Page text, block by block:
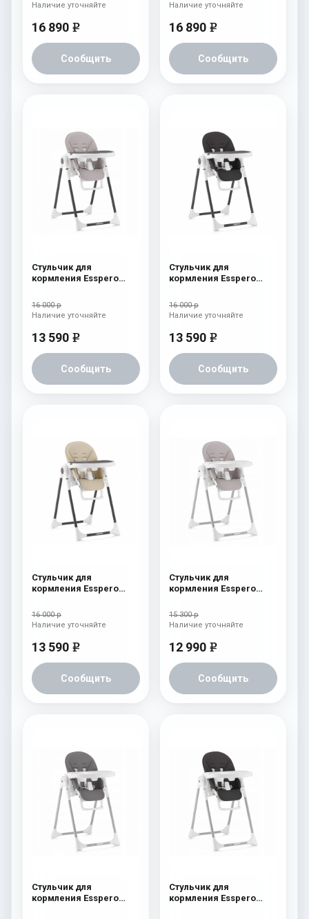
16 890 e
Сообщить
Наличие уточняйте
16 890 e
Сообщить
Наличие уточняйте
Стульчик для
кормления Esspero
16 000 р
13 590 e
Сообщить
Наличие уточняйте
Стульчик для
кормления Esspero
16 000 р
13 590 e
Сообщить
Наличие уточняйте
Стульчик для
кормления Esspero
16 000 р
13 590 e
Сообщить
Наличие уточняйте
Стульчик для
кормления Esspero
15 300 р
12 990 e
Сообщить
Наличие уточняйте
Стульчик для
кормления Esspero
Стульчик для
кормления Esspero